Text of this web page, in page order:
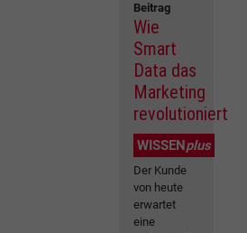
Beitrag
Wie
Smart
Data das
Marketing
revolutioniert
WISSENplus
Der Kunde
von heute
erwartet
eine